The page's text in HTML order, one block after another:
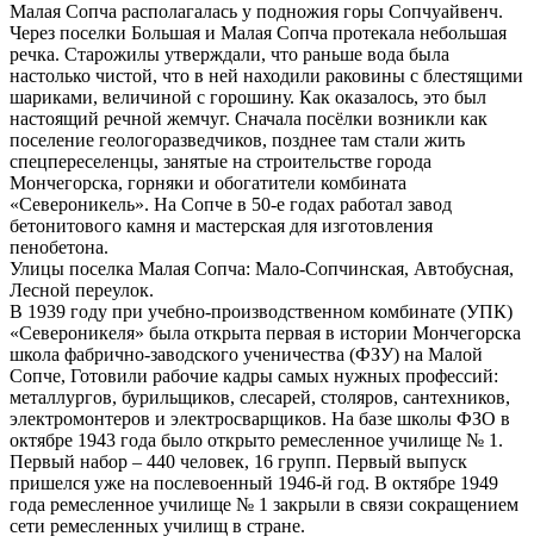
Малая Сопча располагалась у подножия горы Сопчуайвенч.
Через поселки Большая и Малая Сопча протекала небольшая
речка. Старожилы утверждали, что раньше вода была
настолько чистой, что в ней находили раковины с блестящими
шариками, величиной с горошину. Как оказалось, это был
настоящий речной жемчуг. Сначала посёлки возникли как
поселение геологоразведчиков, позднее там стали жить
спецпереселенцы, занятые на строительстве города
Мончегорска, горняки и обогатители комбината
«Североникель». На Сопче в 50-е годах работал завод
бетонитового камня и мастерская для изготовления
пенобетона.
Улицы поселка Малая Сопча: Мало-Сопчинская, Автобусная,
Лесной переулок.
В 1939 году при учебно-производственном комбинате (УПК)
«Североникеля» была открыта первая в истории Мончегорска
школа фабрично-заводского ученичества (ФЗУ) на Малой
Сопче, Готовили рабочие кадры самых нужных профессий:
металлургов, бурильщиков, слесарей, столяров, сантехников,
электромонтеров и электросварщиков. На базе школы ФЗО в
октябре 1943 года было открыто ремесленное училище № 1.
Первый набор – 440 человек, 16 групп. Первый выпуск
пришелся уже на послевоенный 1946-й год. В октябре 1949
года ремесленное училище № 1 закрыли в связи сокращением
сети ремесленных училищ в стране.